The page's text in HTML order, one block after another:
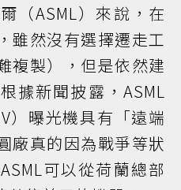
（ASML）來說，在
雖然沒有選擇遷走工
複製），但是依然建
據新聞披露，ASML
）曝光機具有「遠端
廠真的因為戰爭等狀
可以從荷蘭總部